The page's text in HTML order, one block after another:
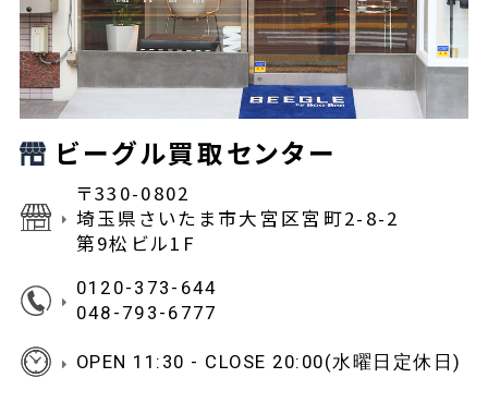
ビーグル買取センター
〒330-0802
埼玉県さいたま市大宮区宮町2-8-2
第9松ビル1F
0120-373-644
048-793-6777
OPEN 11:30 - CLOSE 20:00(水曜日定休日)